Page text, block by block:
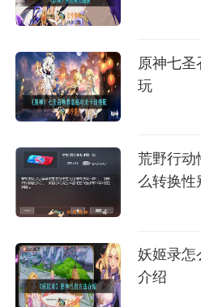
原神七圣
玩
荒野行动
么转换性
妖姬录怎
介绍